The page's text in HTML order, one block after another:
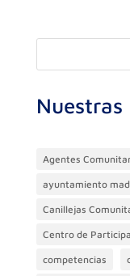
Nuestras
Agentes
ayuntamiento
Canillejas
Centro de
competencias